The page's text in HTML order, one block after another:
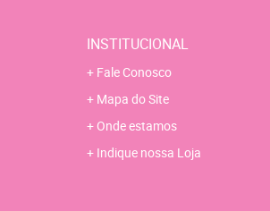
INSTITUCIONAL
Fale Conosco
Mapa do Site
Onde estamos
Indique nossa Loja